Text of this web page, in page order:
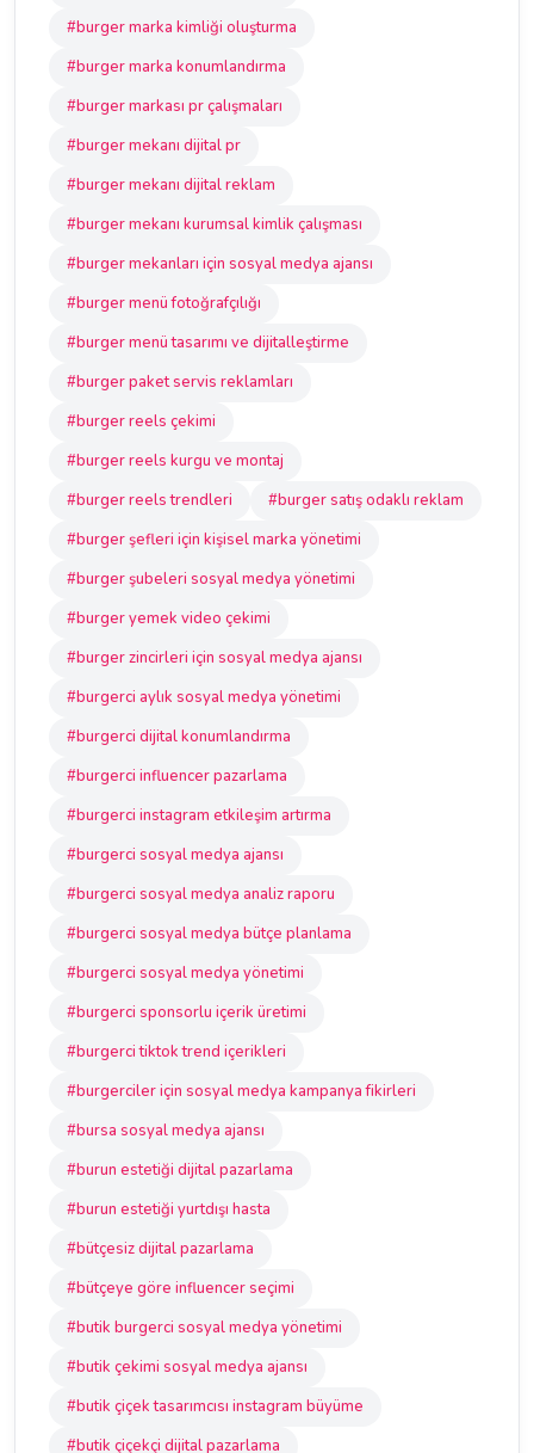
#burger marka kimliği oluşturma
#burger marka konumlandırma
#burger markası pr çalışmaları
#burger mekanı dijital pr
#burger mekanı dijital reklam
#burger mekanı kurumsal kimlik çalışması
#burger mekanları için sosyal medya ajansı
#burger menü fotoğrafçılığı
#burger menü tasarımı ve dijitalleştirme
#burger paket servis reklamları
#burger reels çekimi
#burger reels kurgu ve montaj
#burger reels trendleri
#burger satış odaklı reklam
#burger şefleri için kişisel marka yönetimi
#burger şubeleri sosyal medya yönetimi
#burger yemek video çekimi
#burger zincirleri için sosyal medya ajansı
#burgerci aylık sosyal medya yönetimi
#burgerci dijital konumlandırma
#burgerci influencer pazarlama
#burgerci instagram etkileşim artırma
#burgerci sosyal medya ajansı
#burgerci sosyal medya analiz raporu
#burgerci sosyal medya bütçe planlama
#burgerci sosyal medya yönetimi
#burgerci sponsorlu içerik üretimi
#burgerci tiktok trend içerikleri
#burgerciler için sosyal medya kampanya fikirleri
#bursa sosyal medya ajansı
#burun estetiği dijital pazarlama
#burun estetiği yurtdışı hasta
#bütçesiz dijital pazarlama
#bütçeye göre influencer seçimi
#butik burgerci sosyal medya yönetimi
#butik çekimi sosyal medya ajansı
#butik çiçek tasarımcısı instagram büyüme
#butik çiçekçi dijital pazarlama